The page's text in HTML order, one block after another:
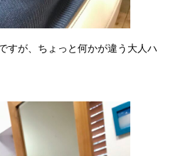
すが、ちょっと何かが違う大人ハ